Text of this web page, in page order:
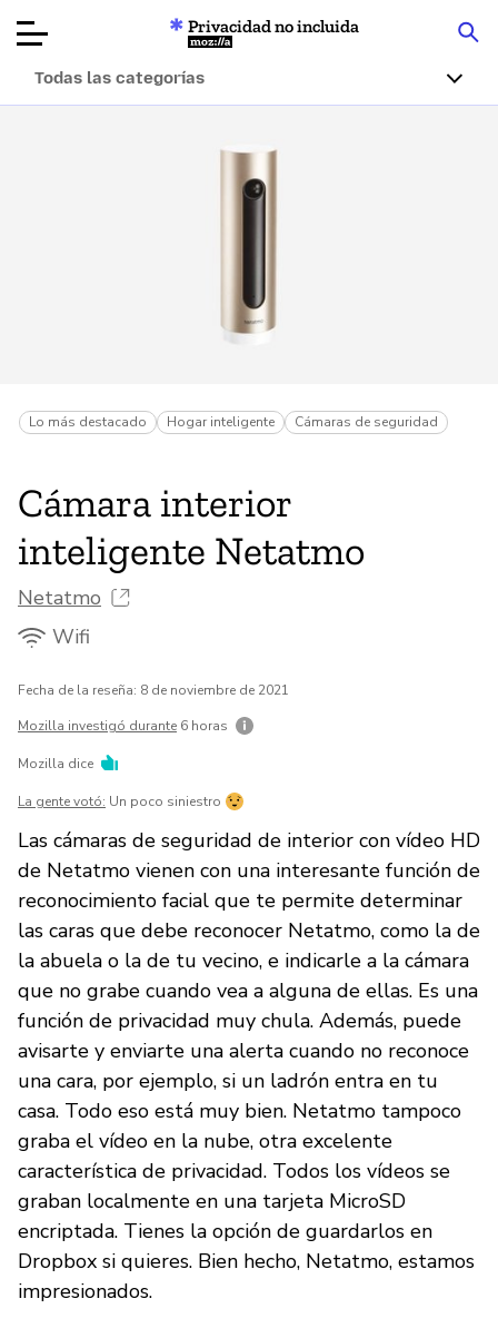
productos
Privacidad no incluida
Mozilla
Todas las categorías
Lo más destacado Hogar inteligente Cámaras de seguridad
Cámara interior
inteligente Netatmo
Netatmo
Wifi
Fecha de la reseña: 8 de noviembre de 2021
Mozilla investigó durante 6 horas
Mozilla dice
La gente votó: Un poco siniestro
Las cámaras de seguridad de interior con vídeo HD
de Netatmo vienen con una interesante función de
reconocimiento facial que te permite determinar
las caras que debe reconocer Netatmo, como la de
la abuela o la de tu vecino, e indicarle a la cámara
que no grabe cuando vea a alguna de ellas. Es una
función de privacidad muy chula. Además, puede
avisarte y enviarte una alerta cuando no reconoce
una cara, por ejemplo, si un ladrón entra en tu
casa. Todo eso está muy bien. Netatmo tampoco
graba el vídeo en la nube, otra excelente
característica de privacidad. Todos los vídeos se
graban localmente en una tarjeta MicroSD
encriptada. Tienes la opción de guardarlos en
Dropbox si quieres. Bien hecho, Netatmo, estamos
impresionados.